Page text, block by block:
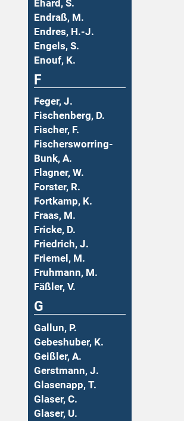
Ehard, S.
Endraß, M.
Endres, H.-J.
Engels, S.
Enouf, K.
F
Feger, J.
Fischenberg, D.
Fischer, F.
Fischersworring-
Bunk, A.
Flagner, W.
Forster, R.
Fortkamp, K.
Fraas, M.
Fricke, D.
Friedrich, J.
Friemel, M.
Fruhmann, M.
Fäßler, V.
G
Gallun, P.
Gebeshuber, K.
Geißler, A.
Gerstmann, J.
Glasenapp, T.
Glaser, C.
Glaser, U.